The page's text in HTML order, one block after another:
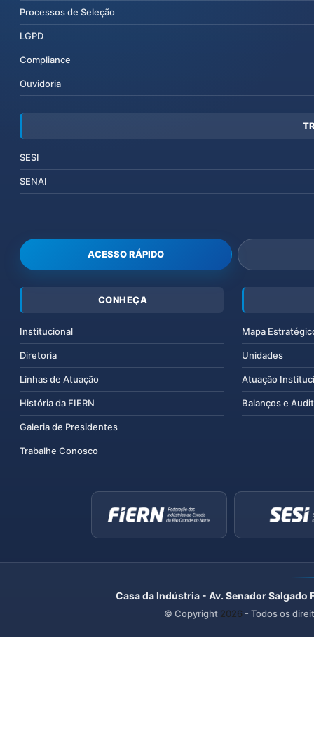
Processos de Seleção
LGPD
Compliance
Ouvidoria
SESI
SENAI
ACESSO RÁPIDO
CONHEÇA
Institucional
Diretoria
Linhas de Atuação
História da FIERN
Galeria de Presidentes
Trabalhe Conosco
Mapa
Unidades
Atuação
Balanços e
Casa da Indústria - Av. Senador
© Copyright 2026 - Todos os